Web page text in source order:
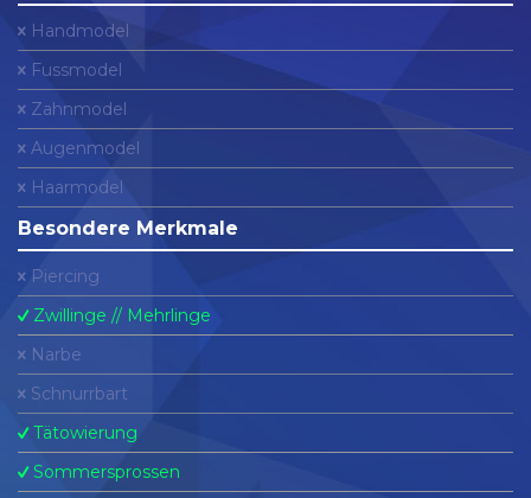
Handmodel
Fussmodel
Zahnmodel
Augenmodel
Haarmodel
Besondere Merkmale
Piercing
Zwillinge // Mehrlinge
Narbe
Schnurrbart
Tätowierung
Sommersprossen